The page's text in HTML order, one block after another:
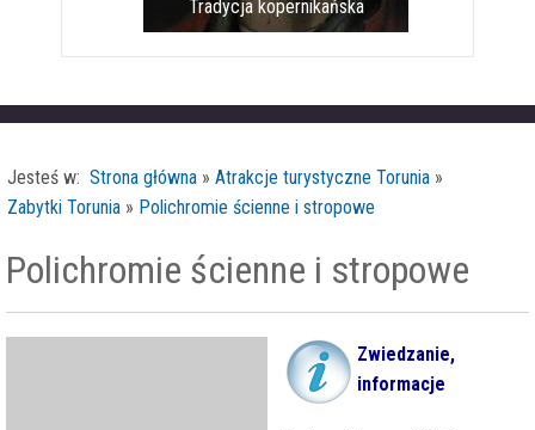
Tradycja kopernikańska
Jesteś w: Strona główna » Atrakcje turystyczne Torunia »
Zabytki Torunia » Polichromie ścienne i stropowe
Polichromie ścienne i stropowe
Zwiedzanie,
informacje